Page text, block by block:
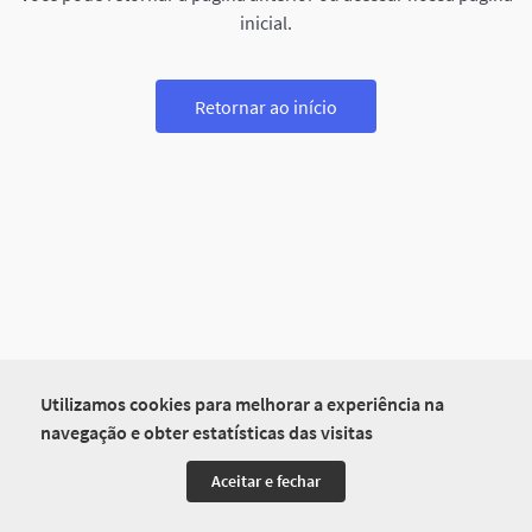
Utilizamos cookies para melhorar a experiência na
navegação e obter estatísticas das visitas
Aceitar e fechar
inicial.
Retornar ao início